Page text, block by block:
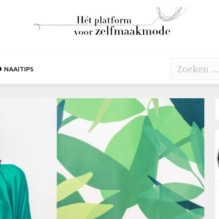
NAAITIPS
Zoeken